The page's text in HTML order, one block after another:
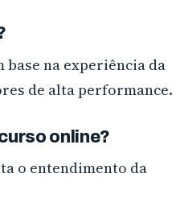
na experiência da
de alta performance.
online?
o entendimento da